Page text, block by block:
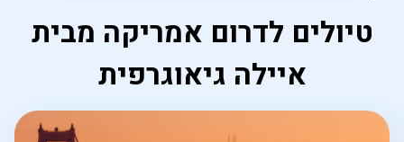
טיולים לדרום אמריקה מבית
איילה גיאוגרפית